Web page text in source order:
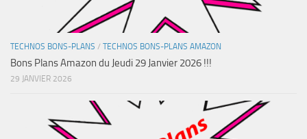
TECHNOS BONS-PLANS / TECHNOS BONS-PLANS AMAZON
Bons Plans Amazon du Jeudi 29 Janvier 2026 !!!
29 JANVIER 2026